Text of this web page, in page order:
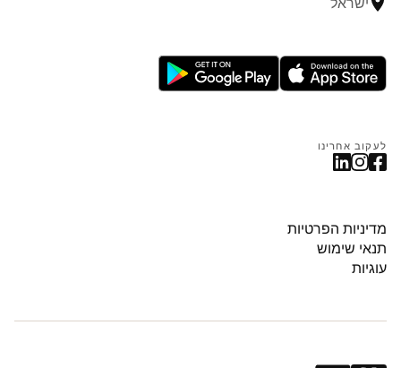
לעקוב אחרינו
מדיניות הפרטיות
תנאי שימוש
עוגיות